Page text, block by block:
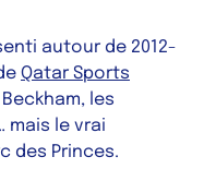
autour de 2012-
Qatar Sports
les
mais le vrai
des Princes.